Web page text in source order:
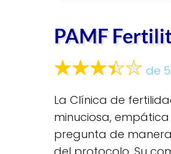
PAMF
de
La Clínica de
minuciosa,
pregunta de